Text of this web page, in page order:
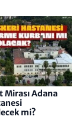
Adana
mi?